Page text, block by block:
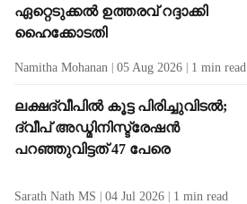
g
R
s
l
t
s
ഏറ്റെടുക്കൽ ഉത്തരവ് റദ്ദാക്കി
ഹൈക്കോടതി
Namitha Mohanan 05 Aug 2026 1 min read
ലക്ഷദ്വീപിൽ കൂട്ട പിരിച്ചുവിടൽ;
ദ്വീപ് അഡ്മിനിസ്ട്രേഷൻ
പറഞ്ഞുവിട്ടത് 47 പേരെ
Sarath Nath MS 04 Jul 2026 1 min read